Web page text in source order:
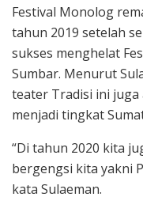
Festival Monolog
tahun 2019 setelah
sukses menghelat
Sumbar. Menurut
teater Tradisi ini juga
menjadi tingkat
“Di tahun 2020 kita
bergengsi kita yakni
kata Sulaeman.